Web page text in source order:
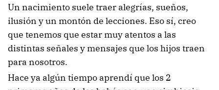
Un nacimiento suele traer alegrías, sueños,
ilusión y un montón de lecciones. Eso sí, creo
que tenemos que estar muy atentos a las
distintas señales y mensajes que los hijos traen
para nosotros.
Hace ya algún tiempo aprendí que los 2